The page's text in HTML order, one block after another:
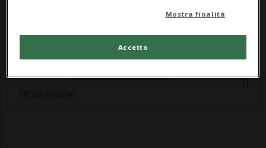
Entra nelcanale WhatsAppdi
Mostra finalità
Accetto